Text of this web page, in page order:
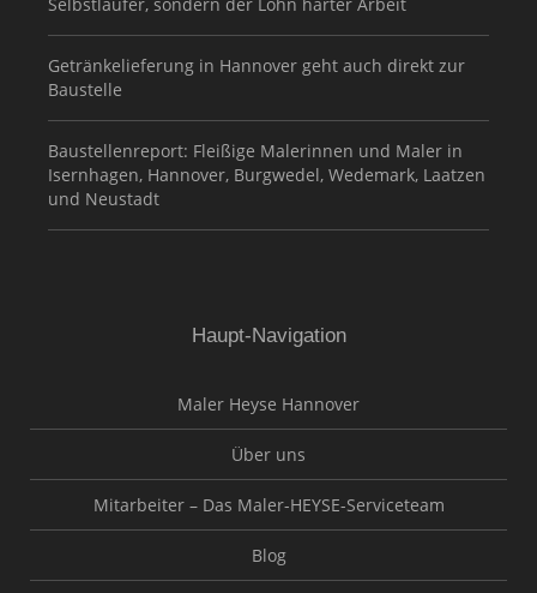
Selbstläufer, sondern der Lohn harter Arbeit
Getränkelieferung in Hannover geht auch direkt zur
Baustelle
Baustellenreport: Fleißige Malerinnen und Maler in
Isernhagen, Hannover, Burgwedel, Wedemark, Laatzen
und Neustadt
Haupt-Navigation
Maler Heyse Hannover
Über uns
Mitarbeiter – Das Maler-HEYSE-Serviceteam
Blog